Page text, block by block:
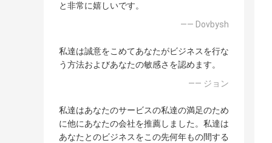
と非常に嬉しいです。
—— Dovbysh
私達は誠意をこめてあなたがビジネスを行な
う方法およびあなたの敏感さを認めます。
—— ジョン
私達はあなたのサービスの私達の満足のため
に他にあなたの会社を推薦しました。私達は
あなたとのビジネスをこの先何年もの間する